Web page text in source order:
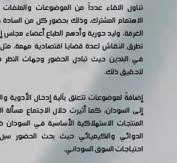
تناول اللقاء عدداً من الموضوعات
الاهتمام المشترك، وذلك بحضور كل من
الغرفة، وليد حورية وأدهم الطباع أعضاء مجلس
تطرق النقاش لعدة قضايا اقتصادية مهمة، مثل
في البلدين حيث تبادل الحضور وجهات
لتحقيق ذلك.
إضافةً لموضوعات تتعلق بآلية إدخال الأدوية
إلى السودان، كما أثيرت خلال الاجتماع
المنتجات الاستهلاكية الأساسية في
الدوائي والكيميائي حيث بحث الحضور سبل
احتياجات السوق السوداني.